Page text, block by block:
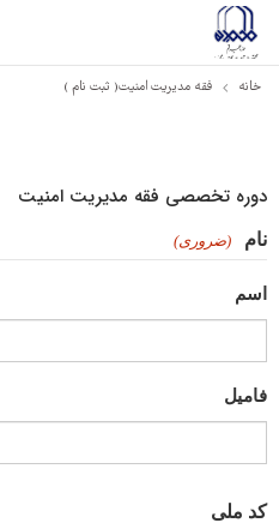
خانه فقه مدیریت امنیت( ثبت نام )
دوره تخصصی فقه مدیریت امنیت
نام (ضروری)
اسم
فامیل
کد ملی